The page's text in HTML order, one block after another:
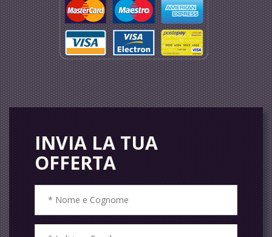
INVIA LA TUA
OFFERTA